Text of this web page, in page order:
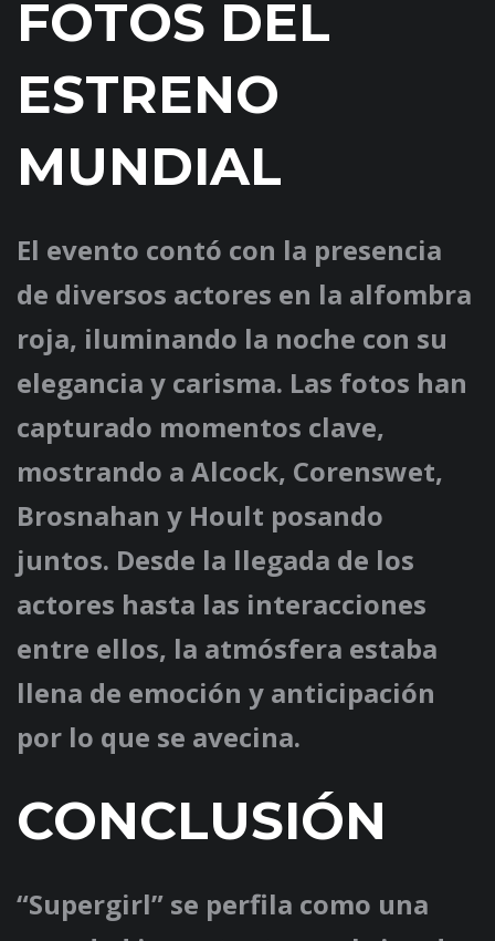
FOTOS DEL
ESTRENO
MUNDIAL
El evento contó con la presencia
de diversos actores en la alfombra
roja, iluminando la noche con su
elegancia y carisma. Las fotos han
capturado momentos clave,
mostrando a Alcock, Corenswet,
Brosnahan y Hoult posando
juntos. Desde la llegada de los
actores hasta las interacciones
entre ellos, la atmósfera estaba
llena de emoción y anticipación
por lo que se avecina.
CONCLUSIÓN
“Supergirl” se perfila como una